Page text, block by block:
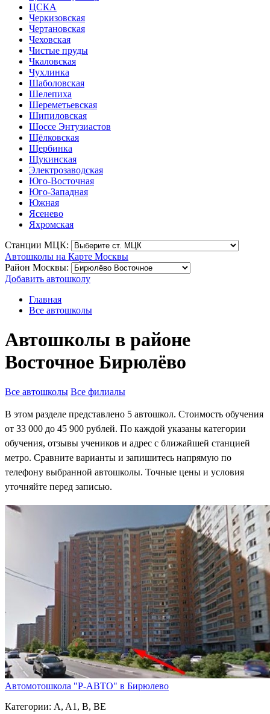
ЦСКА
Черкизовская
Чертановская
Чеховская
Чистые пруды
Чкаловская
Чухлинка
Шаболовская
Шелепиха
Шереметьевская
Шипиловская
Шоссе Энтузиастов
Щёлковская
Щербинка
Щукинская
Электрозаводская
Юго-Восточная
Юго-Западная
Южная
Ясенево
Яхромская
Станции МЦК:
Автошколы на Карте Москвы
Район Москвы:
Добавить автошколу
Главная
Все автошколы
Автошколы в районе
Восточное Бирюлёво
Все автошколы Все филиалы
В этом разделе представлено 5 автошкол. Стоимость обучения
от 33 000 до 45 900 рублей. По каждой указаны категории
обучения, отзывы учеников и адрес с ближайшей станцией
метро. Сравните варианты и запишитесь напрямую по
телефону выбранной автошколы. Точные цены и условия
уточняйте перед записью.
Автомотошкола "Р-АВТО" в Бирюлево
Категории: A, A1, B, BE